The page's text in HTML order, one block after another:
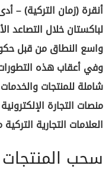
أنقرة (زمان التركية) –
لباكستان خلال التصاعد
واسع النطاق من قبل
وفي أعقاب هذه
شاملة للمنتجات
منصات التجارة
العلامات التجارية
سحب المنتجات